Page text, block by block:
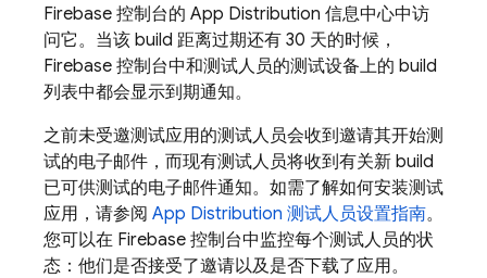
Firebase 控制台的 App Distribution 信息中心中访
问它。当该 build 距离过期还有 30 天的时候，
Firebase 控制台中和测试人员的测试设备上的 build
列表中都会显示到期通知。
之前未受邀测试应用的测试人员会收到邀请其开始测
试的电子邮件，而现有测试人员将收到有关新 build
已可供测试的电子邮件通知。如需了解如何安装测试
应用，请参阅 App Distribution 测试人员设置指南。
您可以在 Firebase 控制台中监控每个测试人员的状
态：他们是否接受了邀请以及是否下载了应用。